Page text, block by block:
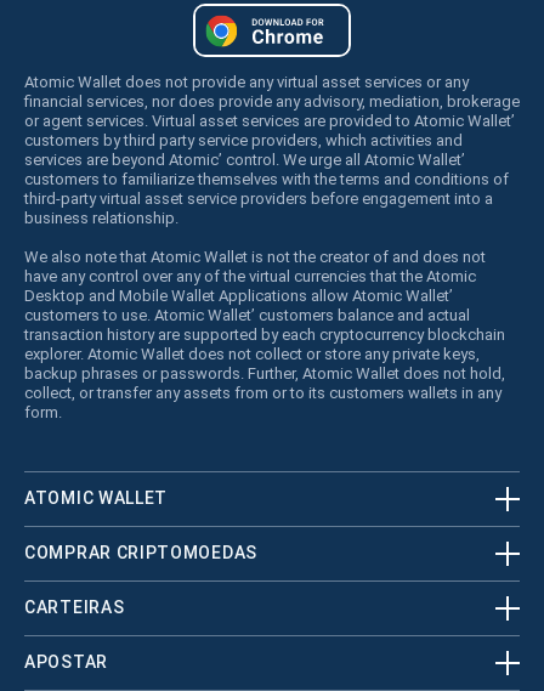
Atomic Wallet does not provide any virtual asset services or any
financial services, nor does provide any advisory, mediation, brokerage
or agent services. Virtual asset services are provided to Atomic Wallet’
customers by third party service providers, which activities and
services are beyond Atomic’ control. We urge all Atomic Wallet’
customers to familiarize themselves with the terms and conditions of
third-party virtual asset service providers before engagement into a
business relationship.
We also note that Atomic Wallet is not the creator of and does not
have any control over any of the virtual currencies that the Atomic
Desktop and Mobile Wallet Applications allow Atomic Wallet’
customers to use. Atomic Wallet’ customers balance and actual
transaction history are supported by each cryptocurrency blockchain
explorer. Atomic Wallet does not collect or store any private keys,
backup phrases or passwords. Further, Atomic Wallet does not hold,
collect, or transfer any assets from or to its customers wallets in any
form.
ATOMIC WALLET
COMPRAR CRIPTOMOEDAS
CARTEIRAS
APOSTAR